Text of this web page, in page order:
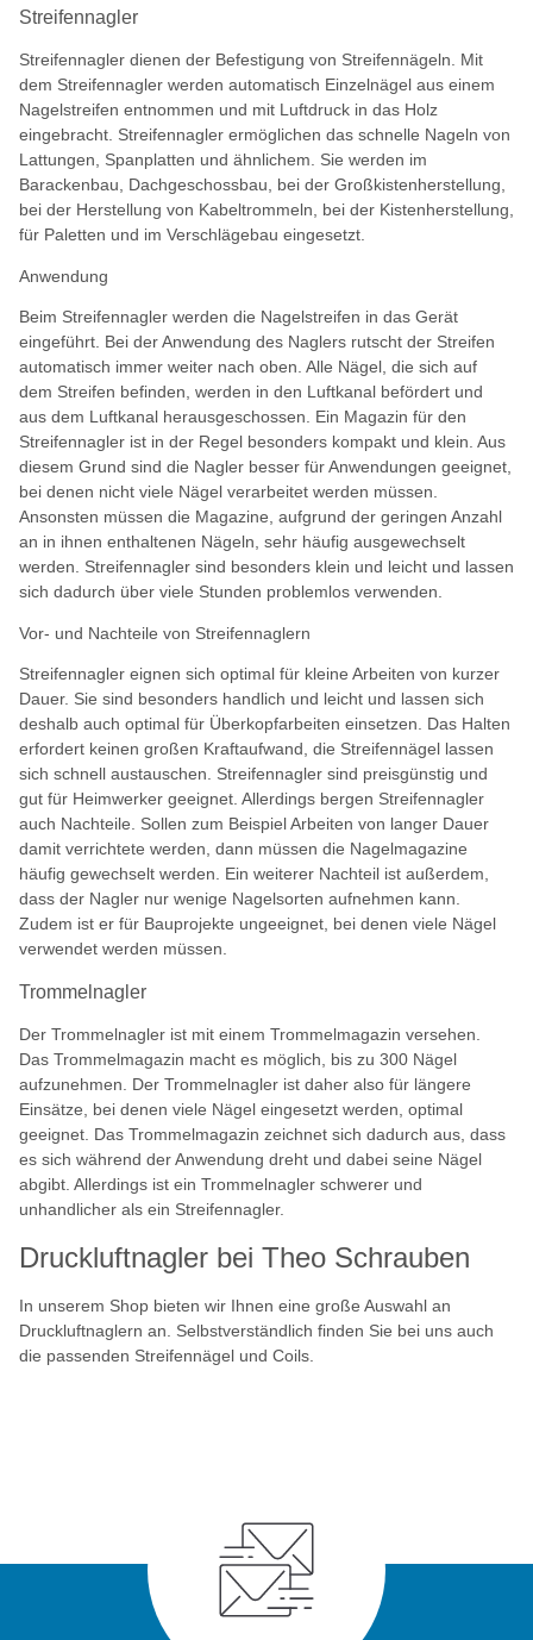
Streifennagler
Streifennagler dienen der Befestigung von Streifennägeln. Mit
dem Streifennagler werden automatisch Einzelnägel aus einem
Nagelstreifen entnommen und mit Luftdruck in das Holz
eingebracht. Streifennagler ermöglichen das schnelle Nageln von
Lattungen, Spanplatten und ähnlichem. Sie werden im
Barackenbau, Dachgeschossbau, bei der Großkistenherstellung,
bei der Herstellung von Kabeltrommeln, bei der Kistenherstellung,
für Paletten und im Verschlägebau eingesetzt.
Anwendung
Beim Streifennagler werden die Nagelstreifen in das Gerät
eingeführt. Bei der Anwendung des Naglers rutscht der Streifen
automatisch immer weiter nach oben. Alle Nägel, die sich auf
dem Streifen befinden, werden in den Luftkanal befördert und
aus dem Luftkanal herausgeschossen. Ein Magazin für den
Streifennagler ist in der Regel besonders kompakt und klein. Aus
diesem Grund sind die Nagler besser für Anwendungen geeignet,
bei denen nicht viele Nägel verarbeitet werden müssen.
Ansonsten müssen die Magazine, aufgrund der geringen Anzahl
an in ihnen enthaltenen Nägeln, sehr häufig ausgewechselt
werden. Streifennagler sind besonders klein und leicht und lassen
sich dadurch über viele Stunden problemlos verwenden.
Vor- und Nachteile von Streifennaglern
Streifennagler eignen sich optimal für kleine Arbeiten von kurzer
Dauer. Sie sind besonders handlich und leicht und lassen sich
deshalb auch optimal für Überkopfarbeiten einsetzen. Das Halten
erfordert keinen großen Kraftaufwand, die Streifennägel lassen
sich schnell austauschen. Streifennagler sind preisgünstig und
gut für Heimwerker geeignet. Allerdings bergen Streifennagler
auch Nachteile. Sollen zum Beispiel Arbeiten von langer Dauer
damit verrichtete werden, dann müssen die Nagelmagazine
häufig gewechselt werden. Ein weiterer Nachteil ist außerdem,
dass der Nagler nur wenige Nagelsorten aufnehmen kann.
Zudem ist er für Bauprojekte ungeeignet, bei denen viele Nägel
verwendet werden müssen.
Trommelnagler
Der Trommelnagler ist mit einem Trommelmagazin versehen.
Das Trommelmagazin macht es möglich, bis zu 300 Nägel
aufzunehmen. Der Trommelnagler ist daher also für längere
Einsätze, bei denen viele Nägel eingesetzt werden, optimal
geeignet. Das Trommelmagazin zeichnet sich dadurch aus, dass
es sich während der Anwendung dreht und dabei seine Nägel
abgibt. Allerdings ist ein Trommelnagler schwerer und
unhandlicher als ein Streifennagler.
Druckluftnagler bei Theo Schrauben
In unserem Shop bieten wir Ihnen eine große Auswahl an
Druckluftnaglern an. Selbstverständlich finden Sie bei uns auch
die passenden Streifennägel und Coils.